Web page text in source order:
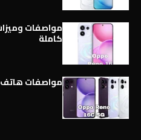
كاملة
مواصفات هاتف Oppo Reno 16c 5G كاملة